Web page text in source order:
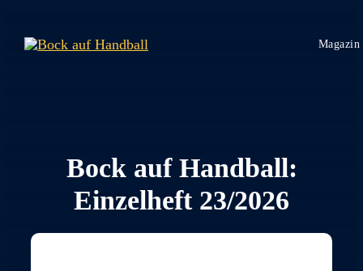
Inhalt
Magazin
Bock auf Handball:
Einzelheft 23/2026